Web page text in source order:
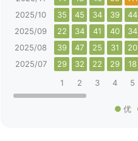
2025/10
35 45 34 39 44
2025/09
22 34 41 40 34
2025/08
39 47 25 31 20
2025/07
29 32 22 29 18
1
2 3 4 5
优